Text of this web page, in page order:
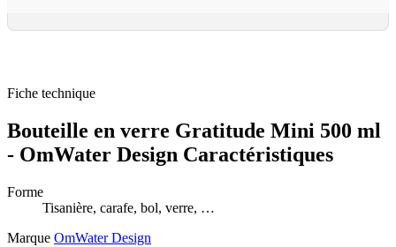
Fiche technique
Bouteille en verre Gratitude Mini 500 ml
- OmWater Design Caractéristiques
Forme
Tisanière, carafe, bol, verre, …
Marque OmWater Design